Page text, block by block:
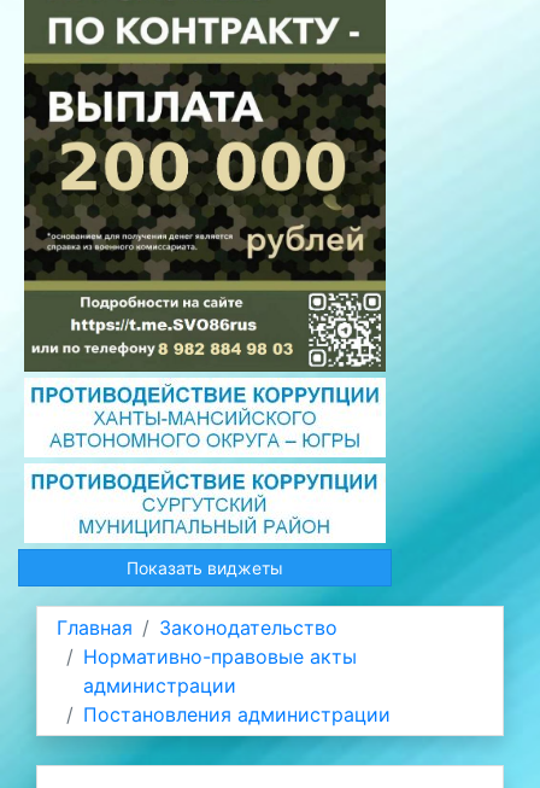
Показать виджеты
Главная
Законодательство
Нормативно-правовые акты
администрации
Постановления администрации